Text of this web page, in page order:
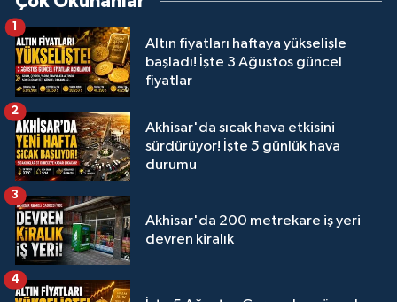
Altın fiyatları haftaya yükselişle
başladı! İşte 3 Ağustos güncel
fiyatlar
Akhisar'da sıcak hava etkisini
sürdürüyor! İşte 5 günlük hava
durumu
2
Akhisar'da 200 metrekare iş yeri
devren kiralık
3
4